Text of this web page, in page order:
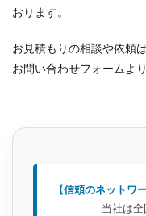
おります。
お見積もりの相談や依頼
お問い合わせフォームよ
【信頼のネットワー
当社は全国規